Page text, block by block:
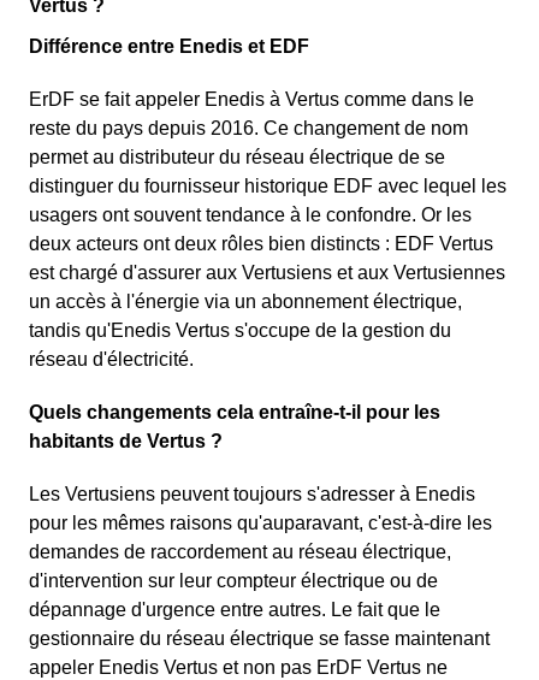
Vertus ?
Différence entre Enedis et EDF
ErDF se fait appeler Enedis à Vertus comme dans le
reste du pays depuis 2016. Ce changement de nom
permet au distributeur du réseau électrique de se
distinguer du fournisseur historique EDF avec lequel les
usagers ont souvent tendance à le confondre. Or les
deux acteurs ont deux rôles bien distincts : EDF Vertus
est chargé d'assurer aux Vertusiens et aux Vertusiennes
un accès à l'énergie via un abonnement électrique,
tandis qu'Enedis Vertus s'occupe de la gestion du
réseau d'électricité.
Quels changements cela entraîne-t-il pour les
habitants de Vertus ?
Les Vertusiens peuvent toujours s'adresser à Enedis
pour les mêmes raisons qu'auparavant, c'est-à-dire les
demandes de raccordement au réseau électrique,
d'intervention sur leur compteur électrique ou de
dépannage d'urgence entre autres. Le fait que le
gestionnaire du réseau électrique se fasse maintenant
appeler Enedis Vertus et non pas ErDF Vertus ne